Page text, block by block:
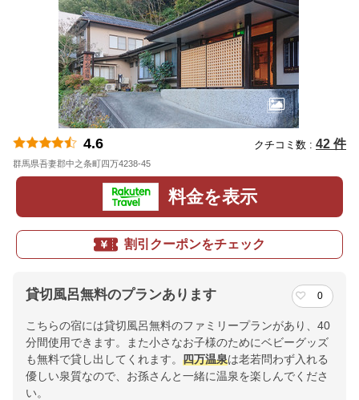
4.6 クチコミ数 : 42 件
群馬県吾妻郡中之条町四万4238-45
料金を表示
割引クーポンをチェック
貸切風呂無料のプランあります 0
こちらの宿には貸切風呂無料のファミリープランがあり、40
分間使用できます。また小さなお子様のためにベビーグッズ
も無料で貸し出してくれます。 四万温泉は老若問わず入れる
優しい泉質なので、お孫さんと一緒に温泉を楽しんでくださ
い。